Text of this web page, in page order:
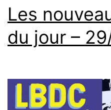
Les
du jour –